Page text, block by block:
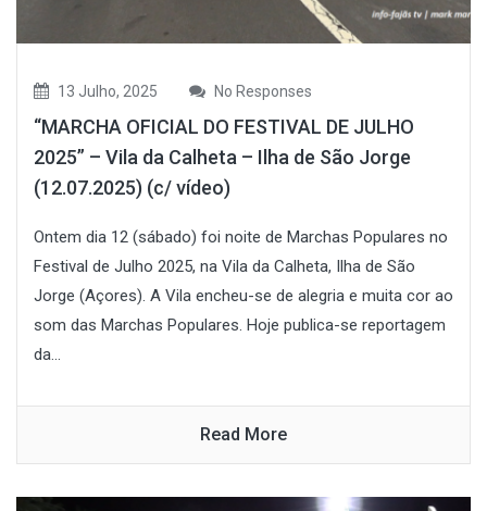
13 Julho, 2025 No Responses
“MARCHA OFICIAL DO FESTIVAL DE JULHO
2025” – Vila da Calheta – Ilha de São Jorge
(12.07.2025) (c/ vídeo)
Ontem dia 12 (sábado) foi noite de Marchas Populares no
Festival de Julho 2025, na Vila da Calheta, Ilha de São
Jorge (Açores). A Vila encheu-se de alegria e muita cor ao
som das Marchas Populares. Hoje publica-se reportagem
da...
Read More